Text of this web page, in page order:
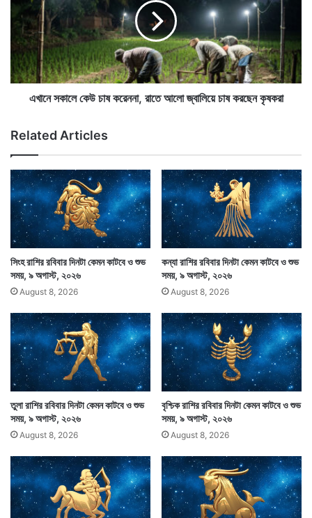
আমার জ্যোতিষশাস্ত্রের শিক্ষাগুরু শ্রীশুকদেব গোস্বামীর গ্রন্থের
সাহায্য নিয়ে এই অংশটুকু লেখা হয়েছে। এর সঙ্গে সংযোজন করা
হয়েছে নিজের পেশাগত জীবনের বেশ কিছু অভিজ্ঞতার কথা। লেখক
চিরকৃতজ্ঞ হয়ে রইল উক্ত গ্রন্থের লেখক ও প্রকাশকের কাছে।
আজ দিনটা কেমন কাটবে : কর্মক্ষেত্রের পরিবেশ মানসিক চাপ বৃদ্ধি
কে
কা
ট
বে
স
ম
য়
,
২
১
মে
,
২
০
২
কা
লে
কে
উ
চা
ন
না
,
রা
তে
আ
লো
জ্বা
লি
য়ে
চা
ক
র
ছে
ষ
ক
রা
এখানে সকালে কেউ চাষ করেননা, রাতে আলো জ্বালিয়ে চাষ করছেন কৃষকরা
Related Articles
সিংহ রাশির রবিবার দিনটা কেমন কাটবে ও শুভ
সময়, ৯ অগাস্ট, ২০২৬
August 8, 2026
কন্যা রাশির রবিবার দিনটা কেমন কাটবে ও শুভ
সময়, ৯ অগাস্ট, ২০২৬
August 8, 2026
তুলা রাশির রবিবার দিনটা কেমন কাটবে ও শুভ
সময়, ৯ অগাস্ট, ২০২৬
August 8, 2026
বৃশ্চিক রাশির রবিবার দিনটা কেমন কাটবে ও শুভ
সময়, ৯ অগাস্ট, ২০২৬
August 8, 2026